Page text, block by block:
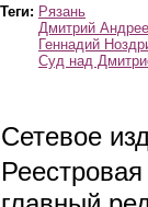
Теги: Рязань
Дмитрий
Геннадий
Суд над
Сетевое